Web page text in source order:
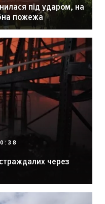
під ударом, на
пожежа
через